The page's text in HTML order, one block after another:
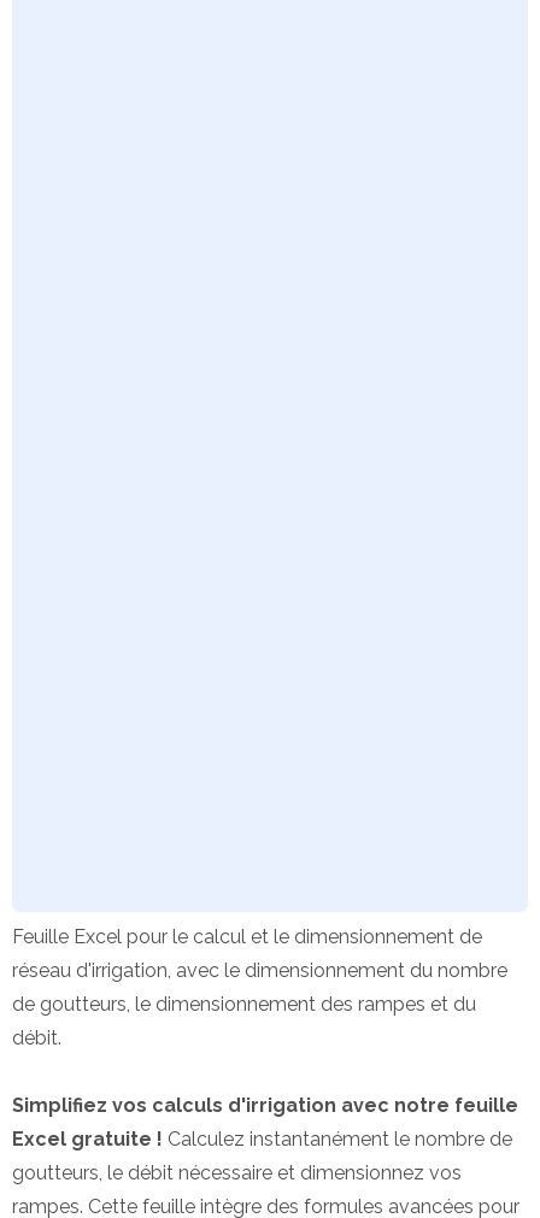
Feuille Excel pour le calcul et le dimensionnement de
réseau d'irrigation, avec le dimensionnement du nombre
de goutteurs, le dimensionnement des rampes et du
débit.
Simplifiez vos calculs d'irrigation avec notre feuille
Excel gratuite ! Calculez instantanément le nombre de
goutteurs, le débit nécessaire et dimensionnez vos
rampes. Cette feuille intègre des formules avancées pour